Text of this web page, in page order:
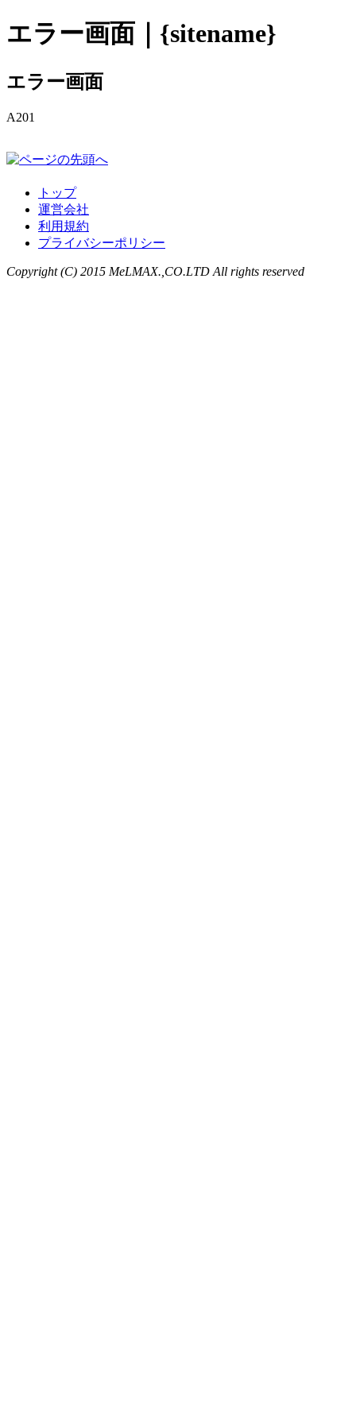
エラー画面｜{sitename}
エラー画面
A201
トップ
運営会社
利用規約
プライバシーポリシー
Copyright (C) 2015 MeLMAX.,CO.LTD All rights reserved